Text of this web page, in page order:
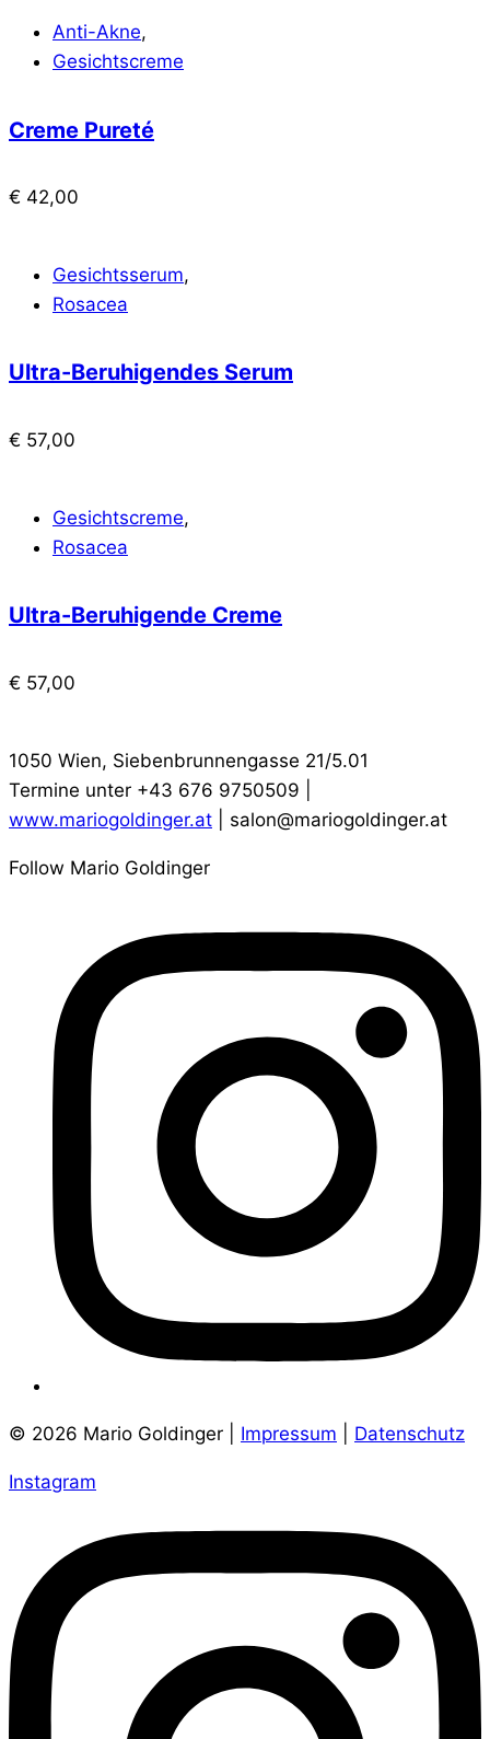
Anti-Akne,
Gesichtscreme
Creme Pureté
€ 42,00
Gesichtsserum,
Rosacea
Ultra-Beruhigendes Serum
€ 57,00
Gesichtscreme,
Rosacea
Ultra-Beruhigende Creme
€ 57,00
1050 Wien, Siebenbrunnengasse 21/5.01
Termine unter +43 676 9750509 |
www.mariogoldinger.at | salon@mariogoldinger.at
Follow Mario Goldinger
© 2026 Mario Goldinger | Impressum Datenschutz
Instagram